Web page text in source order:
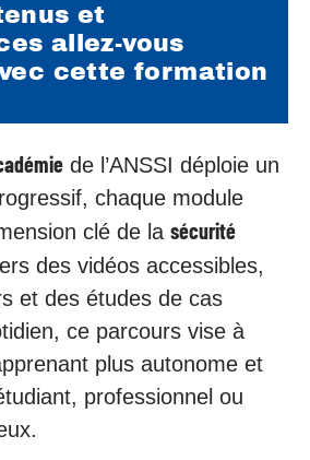
et
allez-vous
cette formation
de l’ANSSI déploie un
chaque module
clé de la sécurité
des vidéos accessibles,
et des études de cas
ce parcours vise à
plus autonome et
professionnel ou